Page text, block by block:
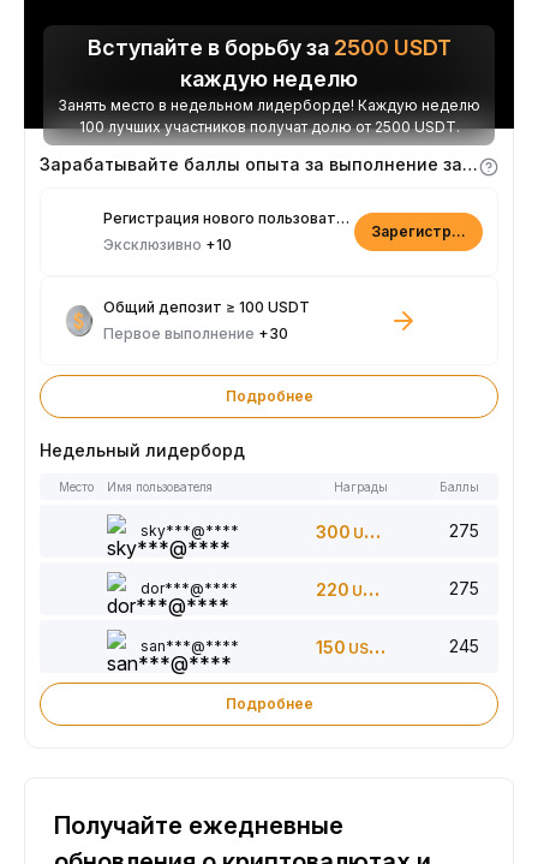
Вступайте в борьбу за 2500 USDT
каждую неделю
Занять место в недельном лидерборде! Каждую неделю
100 лучших участников получат долю от 2500 USDT.
Зарабатывайте баллы опыта за выполнение заданий
Регистрация нового пользователя
Эксклюзивно +10
Зарегистрироваться
Общий депозит ≥ 100 USDT
Первое выполнение +30
Подробнее
Недельный лидерборд
Место Имя пользователя Награды Баллы
sky***@**** 300 USDT 275
dor***@**** 220 USDT 275
san***@**** 150 USDT 245
Подробнее
Получайте ежедневные